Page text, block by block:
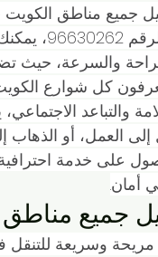
جميع مناطق الكويت
سواء. فمع
والسرعة،
كل شوارع
والتباعد
العمل، أو الذهاب
أمان.
مناطق
وسريعة للتنقل في